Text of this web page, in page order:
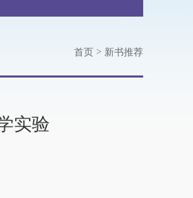
首页 > 新书推荐
实验